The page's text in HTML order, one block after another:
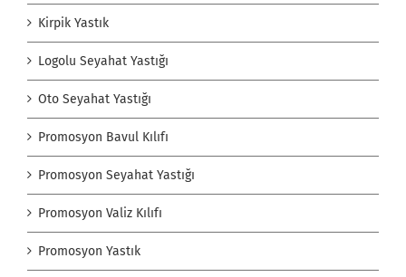
Kirpik Yastık
Logolu Seyahat Yastığı
Oto Seyahat Yastığı
Promosyon Bavul Kılıfı
Promosyon Seyahat Yastığı
Promosyon Valiz Kılıfı
Promosyon Yastık